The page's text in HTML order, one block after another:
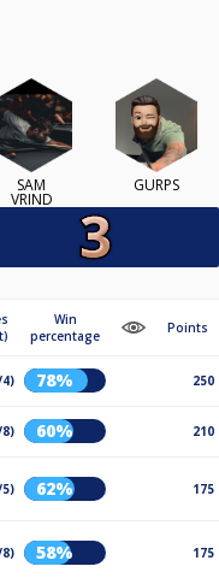
SAM
VRIND
GURPS
Win
percentage
Points
4) 78% 250
8) 60% 210
5) 62% 175
8) 58% 175